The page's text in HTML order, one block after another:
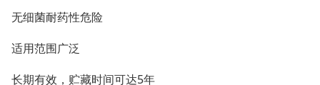
无细菌耐药性危险
适用范围广泛
长期有效，贮藏时间可达5年